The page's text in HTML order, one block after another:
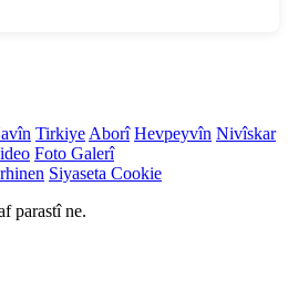
TirkiyeAborî Hevpeyvîn Nivîskar
Foto Galerî
Siyaseta Cookie
parastî ne.